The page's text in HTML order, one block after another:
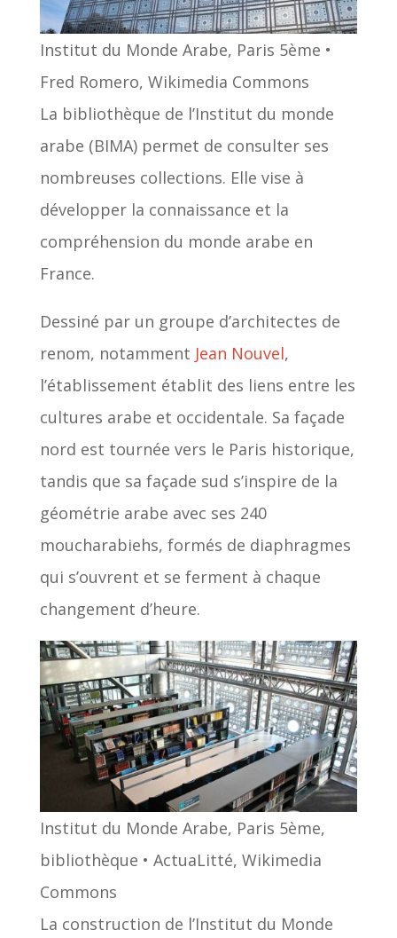
Institut du Monde Arabe, Paris 5ème •
Fred Romero, Wikimedia Commons
La bibliothèque de l’Institut du monde
arabe (BIMA) permet de consulter ses
nombreuses collections. Elle vise à
développer la connaissance et la
compréhension du monde arabe en
France.
Dessiné par un groupe d’architectes de
renom, notamment Jean Nouvel,
l’établissement établit des liens entre les
cultures arabe et occidentale. Sa façade
nord est tournée vers le Paris historique,
tandis que sa façade sud s’inspire de la
géométrie arabe avec ses 240
moucharabiehs, formés de diaphragmes
qui s’ouvrent et se ferment à chaque
changement d’heure.
Institut du Monde Arabe, Paris 5ème,
bibliothèque • ActuaLitté, Wikimedia
Commons
La construction de l’Institut du Monde